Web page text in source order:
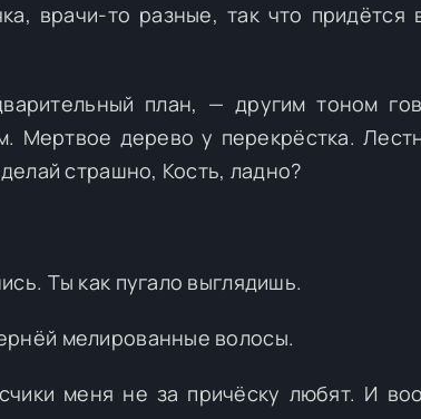
врачи-то разные, так что придётся
план, — другим тоном
Мертвое дерево у перекрёстка.
страшно, Кость, ладно?
Ты как пугало выглядишь.
мелированные волосы.
меня не за причёску любят. И